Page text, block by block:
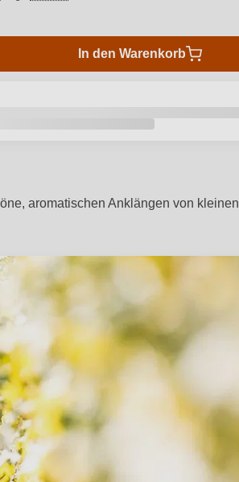
In den Warenkorb
aromatischen Anklängen von kleinen